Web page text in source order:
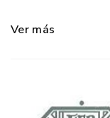
Ver más